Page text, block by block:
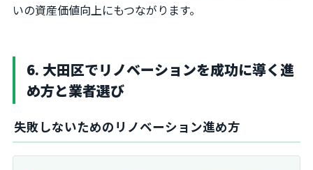
いの資産価値向上にもつながります。
6. 大田区でリノベーションを成功に導く進
め方と業者選び
失敗しないためのリノベーション進め方